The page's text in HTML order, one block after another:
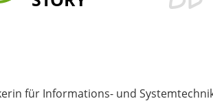
für Informations- und